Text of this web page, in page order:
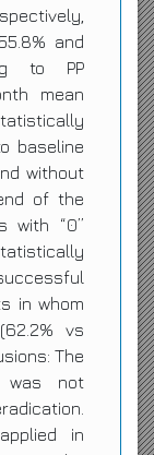
and
to PP
mean
baseline
without
of the
with “0”
in whom
vs
The
was not
in